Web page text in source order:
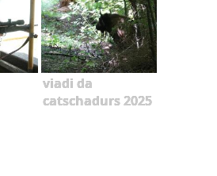
viadi da
catschadurs 2025